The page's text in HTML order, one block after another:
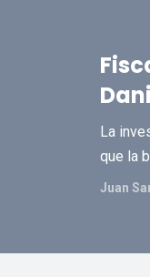
La
que la
Juan